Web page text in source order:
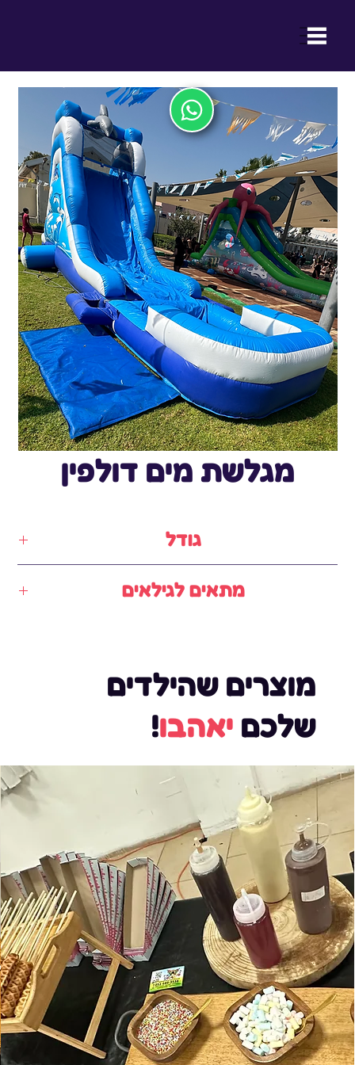
מוצרים שהילדים
שלכם יאהבו!
מגלשת מים דולפין
גודל
מתאים לגילאים